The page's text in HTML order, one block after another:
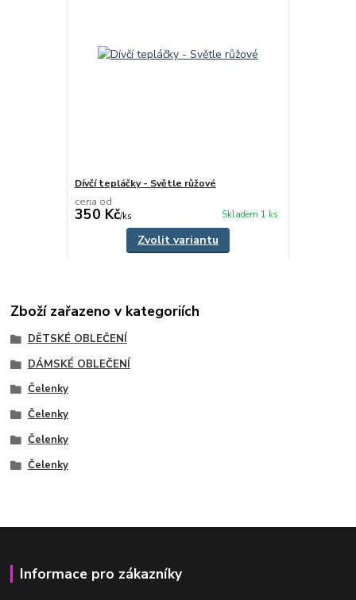
Dívčí tepláčky - Světle růžové
cena od
350 Kč/ks Skladem 1 ks
Zvolit variantu
Zboží zařazeno v kategoriích
DĚTSKÉ OBLEČENÍ
DÁMSKÉ OBLEČENÍ
Čelenky
Čelenky
Čelenky
Čelenky
Informace pro zákazníky